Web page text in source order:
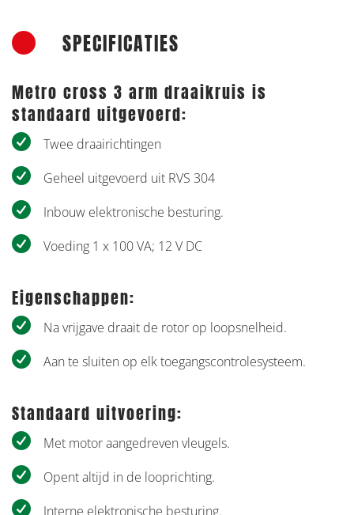
SPECIFICATIES
Metro cross 3 arm draaikruis is
standaard uitgevoerd:
Twee draairichtingen
Geheel uitgevoerd uit RVS 304
Inbouw elektronische besturing.
Voeding 1 x 100 VA; 12 V DC
Eigenschappen:
Na vrijgave draait de rotor op loopsnelheid.
Aan te sluiten op elk toegangscontrolesysteem.
Standaard uitvoering:
Met motor aangedreven vleugels.
Opent altijd in de looprichting.
Interne elektronische besturing.